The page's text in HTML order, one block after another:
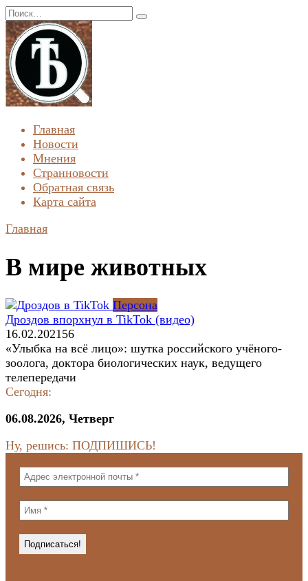
Перейти
к
содержанию
Search
for:
Главная
Новости
Мнения
Странновости
Обратная связь
Карта сайта
Главная
В мире животных
Персона
Дроздов впорхнул в TikTok (видео)
16.02.202156
«Улыбка на всё лицо»: шутка российского учёного-
зоолога, доктора биологических наук, ведущего
телепередачи
Сегодня:
06.08.2026, Четверг
Ну, решись: ПОДПИШИСЬ!